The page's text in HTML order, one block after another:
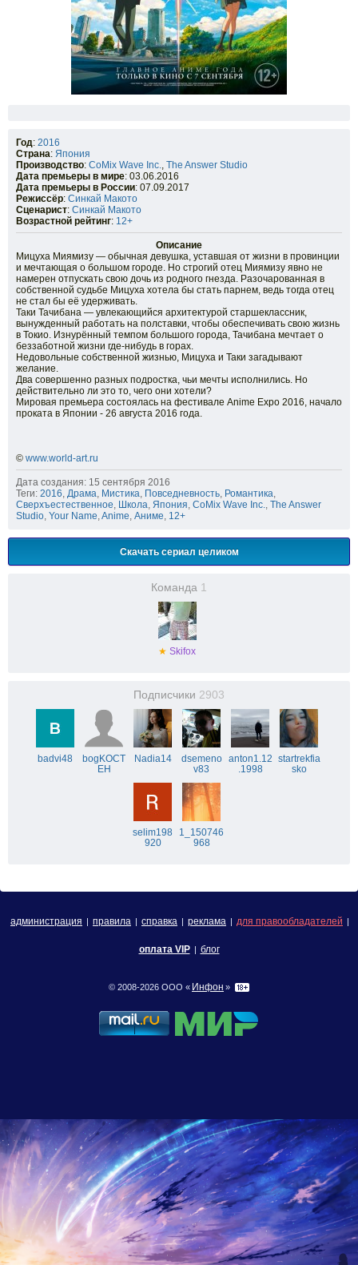
Год: 2016
Страна: Япония
Производство: CoMix Wave Inc., The Answer Studio
Дата премьеры в мире: 03.06.2016
Дата премьеры в России: 07.09.2017
Режиссёр: Синкай Макото
Сценарист: Синкай Макото
Возрастной рейтинг: 12+
Описание
Мицуха Миямизу — обычная девушка, уставшая от жизни в провинции
и мечтающая о большом городе. Но строгий отец Миямизу явно не
намерен отпускать свою дочь из родного гнезда. Разочарованная в
собственной судьбе Мицуха хотела бы стать парнем, ведь тогда отец
не стал бы её удерживать.
Таки Тачибана — увлекающийся архитектурой старшеклассник,
вынужденный работать на полставки, чтобы обеспечивать свою жизнь
в Токио. Изнурённый темпом большого города, Тачибана мечтает о
беззаботной жизни где-нибудь в горах.
Недовольные собственной жизнью, Мицуха и Таки загадывают
желание.
Два совершенно разных подростка, чьи мечты исполнились. Но
действительно ли это то, чего они хотели?
Мировая премьера состоялась на фестивале Anime Expo 2016, начало
проката в Японии - 26 августа 2016 года.
© www.world-art.ru
Дата создания: 15 сентября 2016
Теги: 2016, Драма, Мистика, Повседневность, Романтика,
Сверхъестественное, Школа, Япония, CoMix Wave Inc., The Answer
Studio, Your Name,Anime, Аниме, 12+
Скачать сериал целиком
Команда 1
★ Skifox
Подписчики 2903
badvi48
bogKOCT
EH
Nadia14
dsemeno
v83
anton1.12
.1998
startrekfia
sko
selim198
920
1_150746
968
администрация | правила | справка | реклама | для правообладателей |
оплата VIP | блог
© 2008-2026 ООО « Инфон »